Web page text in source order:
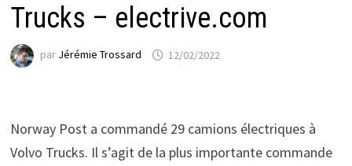
Trucks – electrive.com
par Jérémie Trossard 12/02/2022
Norway Post a commandé 29 camions électriques à
Volvo Trucks. Il s’agit de la plus importante commande